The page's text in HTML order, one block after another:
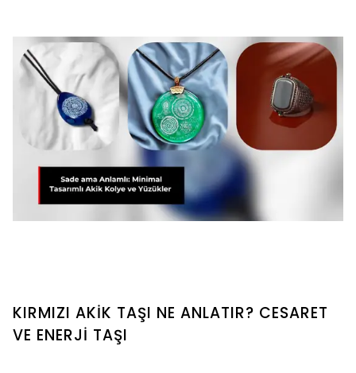
KIRMIZI AKİK TAŞI NE ANLATIR? CESARET
VE ENERJİ TAŞI